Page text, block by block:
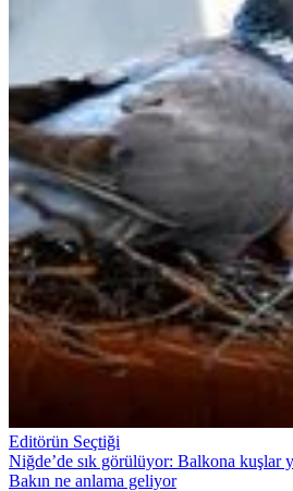
Editörün Seçtiği
Niğde’de sık görülüyor: Balkona kuşlar
Bakın ne anlama geliyor